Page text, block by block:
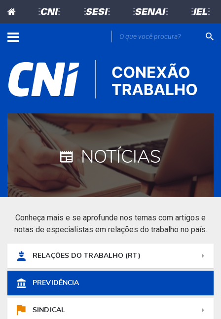
=CNI= =SESI= =SENAI= =IEL=
NOTÍCIAS
Conheça mais e se aprofunde nos temas com artigos e
notas de especialistas em relações do trabalho no país.
RELAÇÕES DO TRABALHO (RT)
PREVIDÊNCIA
SINDICAL